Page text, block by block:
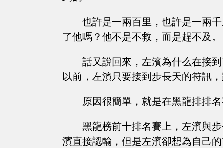
也許是一兩百里，也許是一兩
了他嗎？他不是不救，而是趕不及。
話又說回來，左濱為什么在接
以前，左濱只要接到步長天的符訊
原因很簡單，就是在黑龍排排
黑龍榜前十排名賽上，左濱與
濱直接認輸，但是左濱卻想為自己